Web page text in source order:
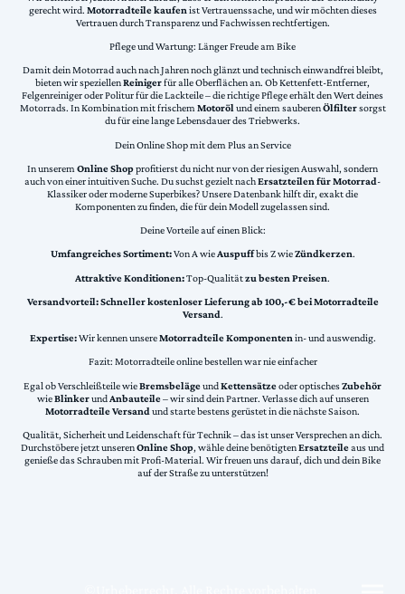
gerecht wird. Motorradteile kaufen ist Vertrauenssache, und wir möchten dieses
Vertrauen durch Transparenz und Fachwissen rechtfertigen.
Pflege und Wartung: Länger Freude am Bike
Damit dein Motorrad auch nach Jahren noch glänzt und technisch einwandfrei bleibt,
bieten wir speziellenReinigerfür alle Oberflächen an. Ob Kettenfett-Entferner,
Felgenreiniger oder Politur für die Lackteile – die richtige Pflege erhält den Wert deines
Motorrads. In Kombination mit frischemMotorölund einem sauberenÖlfiltersorgst
du für eine lange Lebensdauer des Triebwerks.
Dein Online Shop mit dem Plus an Service
In unserem Online Shopprofitierst du nicht nur von der riesigen Auswahl, sondern
auch von einer intuitiven Suche. Du suchst gezielt nachErsatzteilen für Motorrad-
Klassiker oder moderne Superbikes? Unsere Datenbank hilft dir, exakt die
Komponenten zu finden, die für dein Modell zugelassen sind.
Deine Vorteile auf einen Blick:
Umfangreiches Sortiment:Von A wieAuspuffbis Z wieZündkerzen.
Attraktive Konditionen:Top-Qualitätzu besten Preisen.
Versandvorteil:Schneller kostenloser Lieferung ab 100,-€ bei Motorradteile
Versand.
Expertise:Wir kennen unsereMotorradteile Komponentenin- und auswendig.
Fazit: Motorradteile online bestellen war nie einfacher
Egal ob Verschleißteile wieBremsbelägeundKettensätzeoder optischesZubehör
wieBlinkerundAnbauteile– wir sind dein Partner. Verlasse dich auf unseren
Motorradteile Versand und starte bestens gerüstet in die nächste Saison.
Qualität, Sicherheit und Leidenschaft für Technik – das ist unser Versprechen an dich.
Durchstöbere jetzt unserenOnline Shop, wähle deine benötigtenErsatzteileaus und
genieße das Schrauben mit Profi-Material. Wir freuen uns darauf, dich und dein Bike
auf der Straße zu unterstützen!